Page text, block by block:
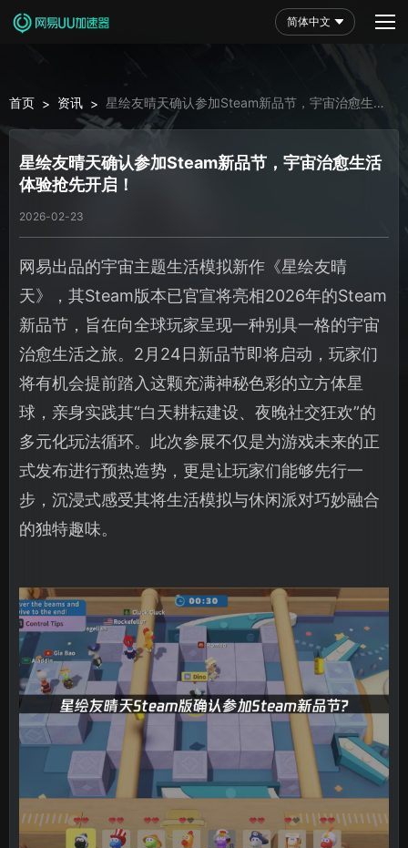
简体中文
首页 > 资讯 > 星绘友晴天确认参加Steam新品节，宇宙治愈生活
体验抢先开启！
星绘友晴天确认参加Steam新品节，宇宙治愈生活
体验抢先开启！
2026-02-23
网易出品的宇宙主题生活模拟新作《星绘友晴
天》，其Steam版本已官宣将亮相2026年的Steam
新品节，旨在向全球玩家呈现一种别具一格的宇宙
治愈生活之旅。2月24日新品节即将启动，玩家们
将有机会提前踏入这颗充满神秘色彩的立方体星
球，亲身实践其“白天耕耘建设、夜晚社交狂欢”的
多元化玩法循环。此次参展不仅是为游戏未来的正
式发布进行预热造势，更是让玩家们能够先行一
步，沉浸式感受其将生活模拟与休闲派对巧妙融合
的独特趣味。